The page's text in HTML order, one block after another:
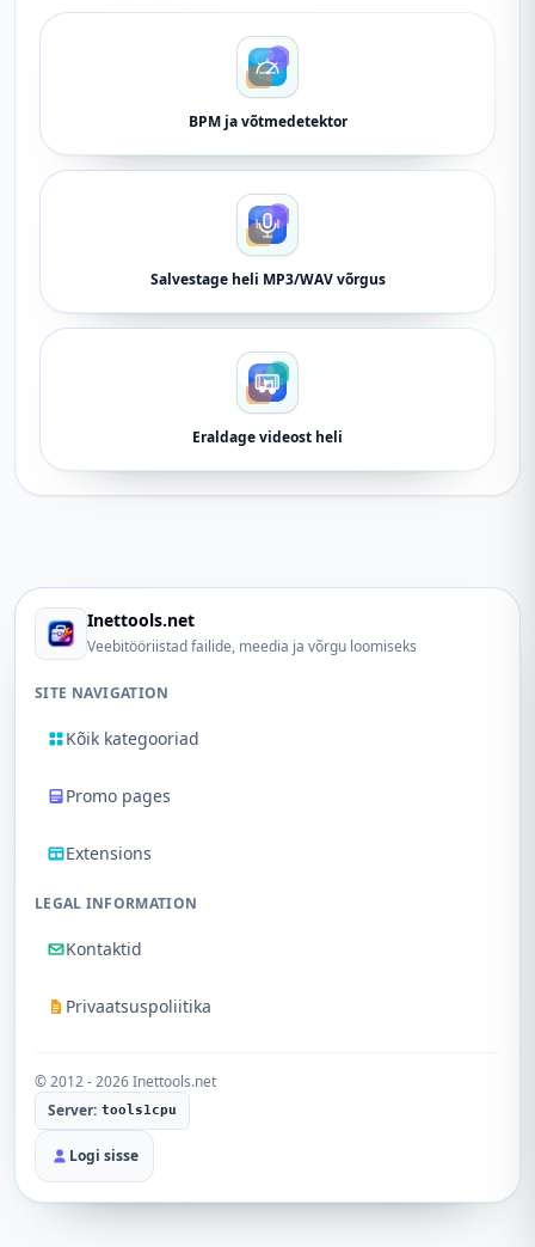
BPM ja võtmedetektor
Salvestage heli MP3/WAV võrgus
Eraldage videost heli
Inettools.net
Veebitööriistad failide, meedia ja võrgu loomiseks
SITE NAVIGATION
Kõik kategooriad
Promo pages
Extensions
LEGAL INFORMATION
Kontaktid
Privaatsuspoliitika
© 2012 - 2026 Inettools.net
Server: tools1cpu
Logi sisse